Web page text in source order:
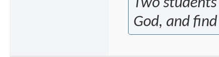
Two
God, and